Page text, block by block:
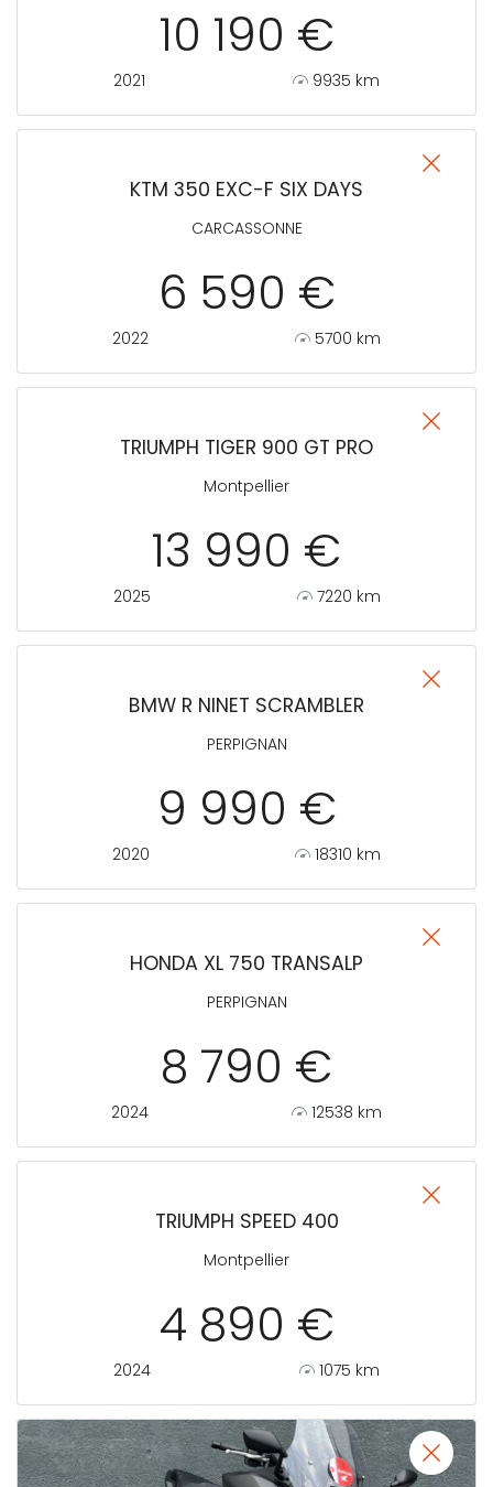
10 190 €
2021 9935 km
KTM 350 EXC-F SIX DAYS
CARCASSONNE
6 590 €
2022 5700 km
TRIUMPH TIGER 900 GT PRO
Montpellier
13 990 €
2025 7220 km
BMW R NINET SCRAMBLER
PERPIGNAN
9 990 €
2020 18310 km
HONDA XL 750 TRANSALP
PERPIGNAN
8 790 €
2024 12538 km
TRIUMPH SPEED 400
Montpellier
4 890 €
2024 1075 km